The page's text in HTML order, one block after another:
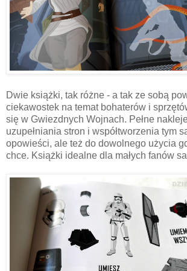
Dwie książki, tak różne - a tak ze sobą
ciekawostek na temat bohaterów i
się w Gwiezdnych Wojnach. Pełne
uzupełniania stron i współtworzenia tym
opowieści, ale też do dowolnego użycia
chce. Książki idealne dla małych fanów